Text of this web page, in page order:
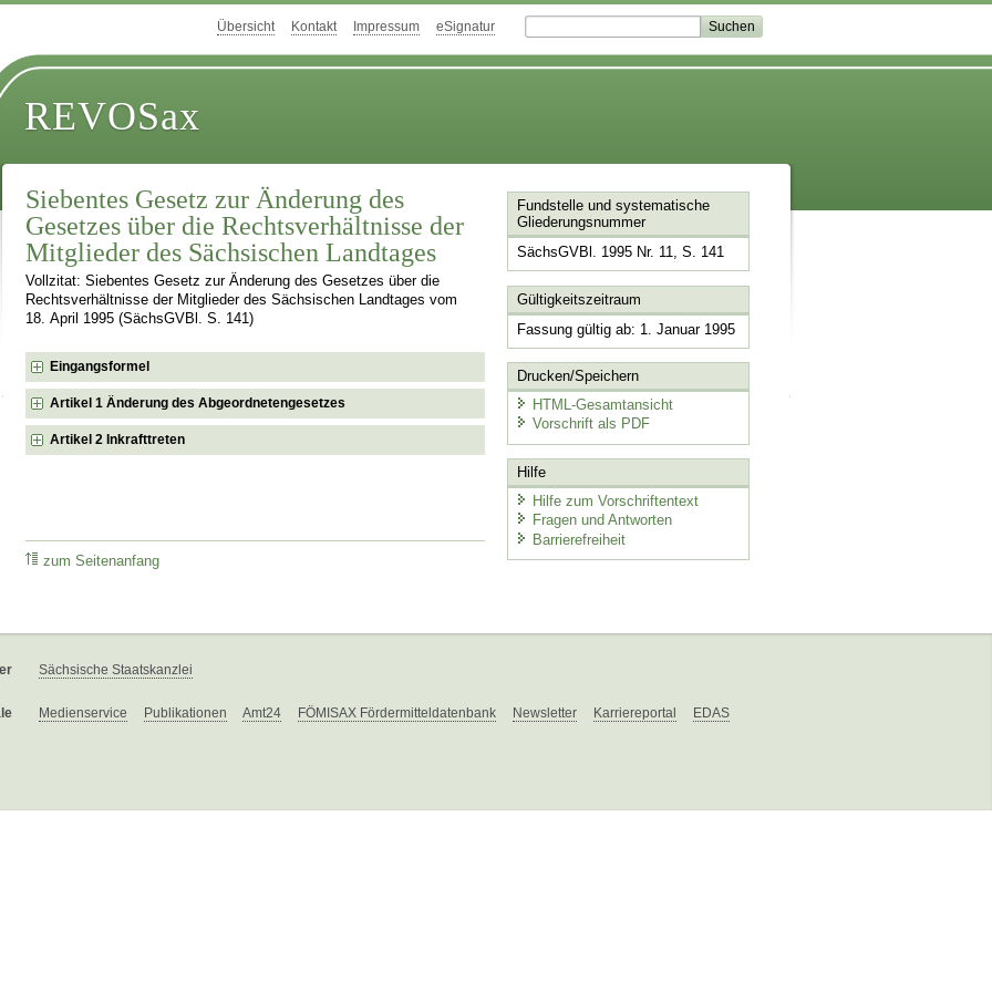
Übersicht Kontakt Impressum eSignatur
REVOSax
Siebentes Gesetz zur Änderung des
Gesetzes über die Rechtsverhältnisse der
Mitglieder des Sächsischen Landtages
Vollzitat: Siebentes Gesetz zur Änderung des Gesetzes über die
Rechtsverhältnisse der Mitglieder des Sächsischen Landtages vom
18. April 1995 (SächsGVBl. S. 141)
Eingangsformel
Artikel 1 Änderung des Abgeordnetengesetzes
Artikel 2 Inkrafttreten
zum Seitenanfang
Fundstelle und systematische
Gliederungsnummer
SächsGVBl. 1995 Nr. 11, S. 141
Gültigkeitszeitraum
Fassung gültig ab: 1. Januar 1995
Drucken/Speichern
HTML-Gesamtansicht
Vorschrift als PDF
Hilfe
Hilfe zum Vorschriftentext
Fragen und Antworten
Barrierefreiheit
Sächsische Staatskanzlei
Medienservice Publikationen Amt24 FÖMISAX Fördermitteldatenbank Newsletter Karriereportal EDAS